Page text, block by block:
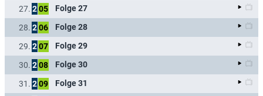
27. 205 Folge 27
28. 206 Folge 28
29. 207 Folge 29
30. 208 Folge 30
31. 209 Folge 31